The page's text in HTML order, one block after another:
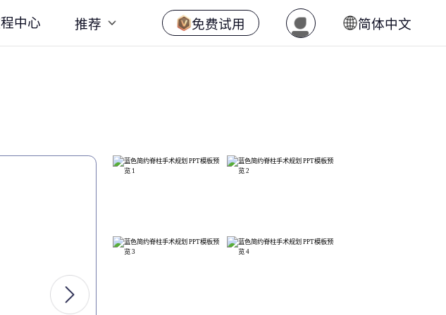
中心 推荐 免费试用 简体中文